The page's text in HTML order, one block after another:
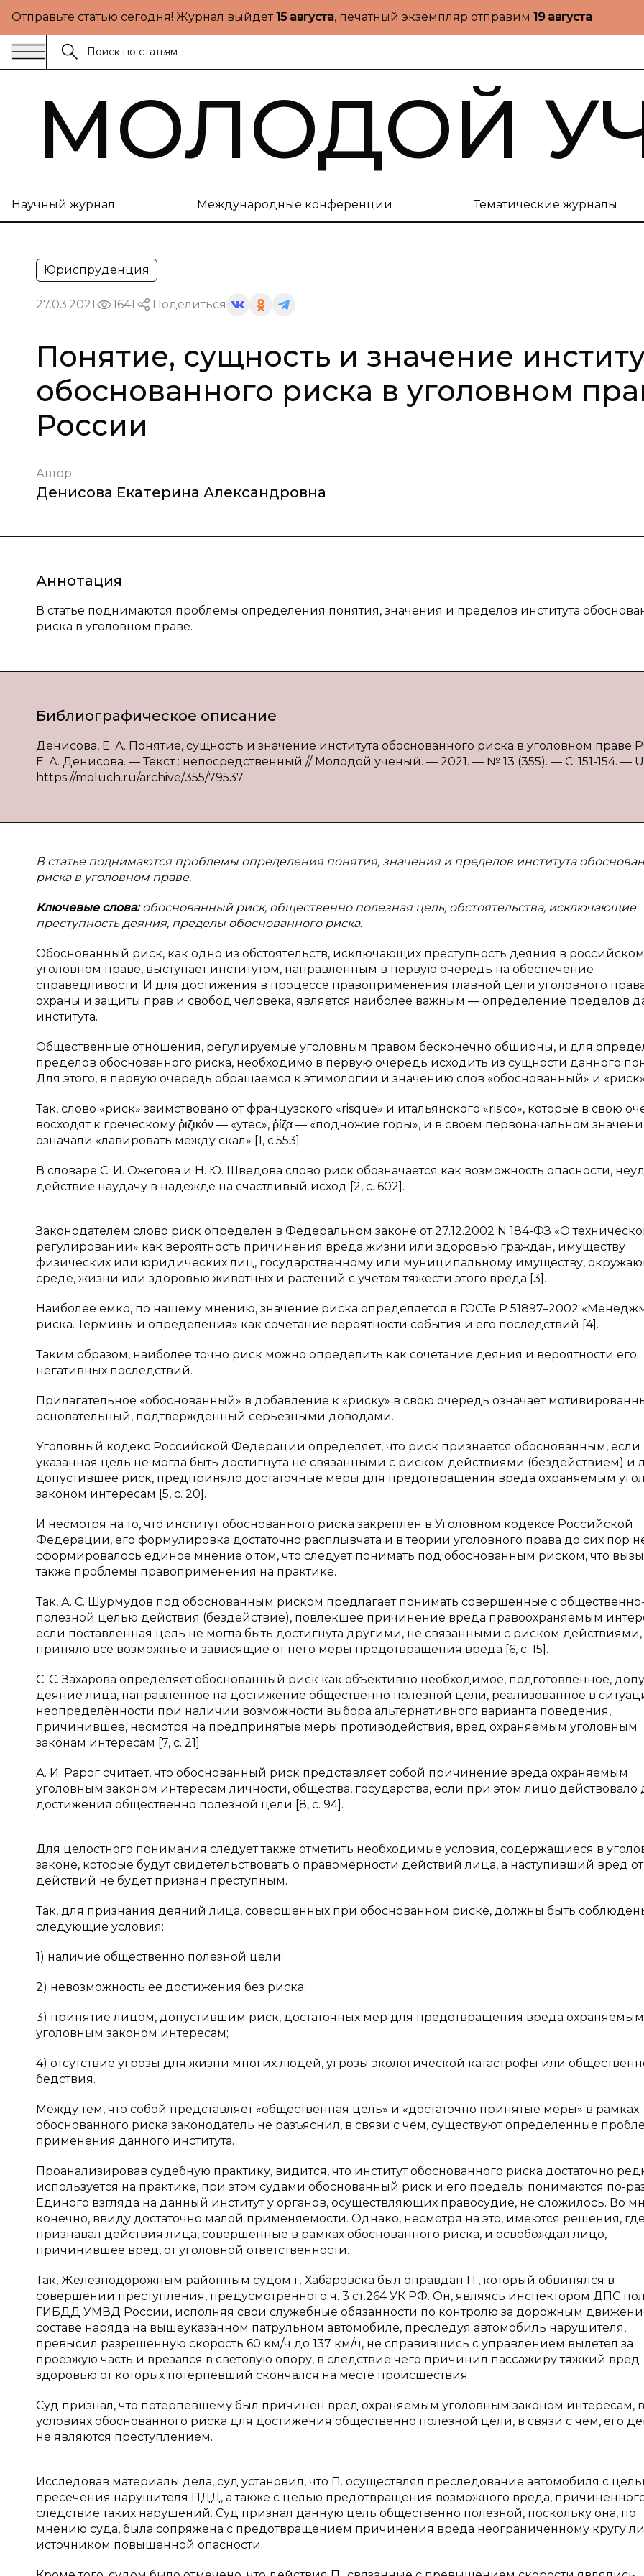
Отправьте статью сегодня! Журнал выйдет15 августа, печатный экземпляр отправим 19 августа
МОЛОДОЙ
Научный журнал Международные конференции Тематические журналы
Юриспруденция
27.03.2021 1641 Поделиться
Понятие, сущность и значение
обоснованного риска в уголовном
России
Автор
Денисова Екатерина Александровна
Аннотация
В статье поднимаются проблемы определения понятия, значения и пределов института
риска в уголовном праве.
Библиографическое описание
Денисова, Е. А. Понятие, сущность и значение института обоснованного риска в уголовном праве
Е. А. Денисова. — Текст : непосредственный // Молодой ученый. — 2021. — № 13 (355). — С. 151-154. —
https://moluch.ru/archive/355/79537.
В статье поднимаются проблемы определения понятия, значения и пределов института
риска в уголовном праве.
Ключевые слова:обоснованный риск, общественно полезная цель, обстоятельства, исключающие
преступность деяния, пределы обоснованного риска.
Обоснованный риск, как одно из обстоятельств, исключающих преступность деяния в российском
уголовном праве, выступает институтом, направленным в первую очередь на обеспечение
справедливости. И для достижения в процессе правоприменения главной цели уголовного
охраны и защиты прав и свобод человека, является наиболее важным — определение пределов
института.
Общественные отношения, регулируемые уголовным правом бесконечно обширны, и для
пределов обоснованного риска, необходимо в первую очередь исходить из сущности данного
Для этого, в первую очередь обращаемся к этимологии и значению слов «обоснованный» и
Так, слово «риск» заимствовано от французского «risquе» и итальянского «risico», которые в свою
восходят к греческому ῥιζικόν — «утес», ῥίζα — «подножие горы», и в своем первоначальном
означали «лавировать между скал» [1, c.553]
В словаре С. И. Ожегова и Н. Ю. Шведова слово риск обозначается как возможность опасности,
действие наудачу в надежде на счастливый исход [2, c. 602].
Законодателем слово риск определен в Федеральном законе от 27.12.2002 N 184-ФЗ «О
регулировании» как вероятность причинения вреда жизни или здоровью граждан, имуществу
физических или юридических лиц, государственному или муниципальному имуществу,
среде, жизни или здоровью животных и растений с учетом тяжести этого вреда [3].
Наиболее емко, по нашему мнению, значение риска определяется в ГОСТе Р 51897–2002
риска. Термины и определения» как сочетание вероятности события и его последствий [4].
Таким образом, наиболее точно риск можно определить как сочетание деяния и вероятности его
негативных последствий.
Прилагательное «обоснованный» в добавление к «риску» в свою очередь означает
основательный, подтвержденный серьезными доводами.
Уголовный кодекс Российской Федерации определяет, что риск признается обоснованным, если
указанная цель не могла быть достигнута не связанными с риском действиями (бездействием) и
допустившее риск, предприняло достаточные меры для предотвращения вреда охраняемым
законом интересам [5, c. 20].
И несмотря на то, что институт обоснованного риска закреплен в Уголовном кодексе Российской
Федерации, его формулировка достаточно расплывчата и в теории уголовного права до сих пор
сформировалось единое мнение о том, что следует понимать под обоснованным риском, что
также проблемы правоприменения на практике.
Так, А. С. Шурмудов под обоснованным риском предлагает понимать совершенные с общественно-
полезной целью действия (бездействие), повлекшее причинение вреда правоохраняемым
если поставленная цель не могла быть достигнута другими, не связанными с риском
приняло все возможные и зависящие от него меры предотвращения вреда [6, c. 15].
С. С. Захарова определяет обоснованный риск как объективно необходимое, подготовленное,
деяние лица, направленное на достижение общественно полезной цели, реализованное в
неопределённости при наличии возможности выбора альтернативного варианта поведения,
причинившее, несмотря на предпринятые меры противодействия, вред охраняемым уголовным
законам интересам [7, c. 21].
А. И. Рарог считает, что обоснованный риск представляет собой причинение вреда охраняемым
уголовным законом интересам личности, общества, государства, если при этом лицо действовало
достижения общественно полезной цели [8, c. 94].
Для целостного понимания следует также отметить необходимые условия, содержащиеся в
законе, которые будут свидетельствовать о правомерности действий лица, а наступивший вред от
действий не будет признан преступным.
Так, для признания деяний лица, совершенных при обоснованном риске, должны быть
следующие условия:
1) наличие общественно полезной цели;
2) невозможность ее достижения без риска;
3) принятие лицом, допустившим риск, достаточных мер для предотвращения вреда охраняемым
уголовным законом интересам;
4) отсутствие угрозы для жизни многих людей, угрозы экологической катастрофы или
бедствия.
Между тем, что собой представляет «общественная цель» и «достаточно принятые меры» в рамках
обоснованного риска законодатель не разъяснил, в связи с чем, существуют определенные
применения данного института.
Проанализировав судебную практику, видится, что институт обоснованного риска достаточно
используется на практике, при этом судами обоснованный риск и его пределы понимаются по-
Единого взгляда на данный институт у органов, осуществляющих правосудие, не сложилось. Во
конечно, ввиду достаточно малой применяемости. Однако, несмотря на это, имеются решения,
признавал действия лица, совершенные в рамках обоснованного риска, и освобождал лицо,
причинившее вред, от уголовной ответственности.
Так, Железнодорожным районным судом г. Хабаровска был оправдан П., который обвинялся в
совершении преступления, предусмотренного ч. 3 ст.264 УК РФ. Он, являясь инспектором ДПС
ГИБДД УМВД России, исполняя свои служебные обязанности по контролю за дорожным
составе наряда на вышеуказанном патрульном автомобиле, преследуя автомобиль нарушителя,
превысил разрешенную скорость 60 км/ч до 137 км/ч, не справившись с управлением вылетел за
проезжую часть и врезался в световую опору, в следствие чего причинил пассажиру тяжкий вред
здоровью от которых потерпевший скончался на месте происшествия.
Суд признал, что потерпевшему был причинен вред охраняемым уголовным законом интересам, в
условиях обоснованного риска для достижения общественно полезной цели, в связи с чем, его
не являются преступлением.
Исследовав материалы дела, суд установил, что П. осуществлял преследование автомобиля с
пресечения нарушителя ПДД, а также с целью предотвращения возможного вреда,
следствие таких нарушений. Суд признал данную цель общественно полезной, поскольку она, по
мнению суда, была сопряжена с предотвращением причинения вреда неограниченному кругу
источником повышенной опасности.